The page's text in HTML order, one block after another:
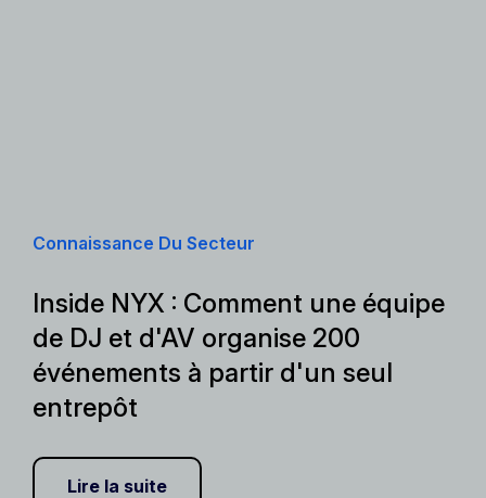
Connaissance Du Secteur
Inside NYX : Comment une équipe
de DJ et d'AV organise 200
événements à partir d'un seul
entrepôt
Lire la suite